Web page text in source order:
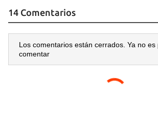
14 Comentarios
Los comentarios están cerrados. Ya no es
comentar